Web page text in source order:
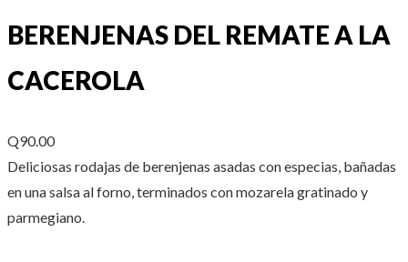
BERENJENAS DEL REMATE A LA
CACEROLA
Q90.00
Deliciosas rodajas de berenjenas asadas con especias, bañadas
en una salsa al forno, terminados con mozarela gratinado y
parmegiano.